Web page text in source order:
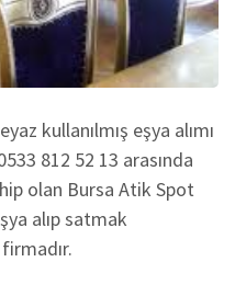
kullanılmış eşya alımı
812 52 13 arasında
olan Bursa Atik Spot
alıp satmak